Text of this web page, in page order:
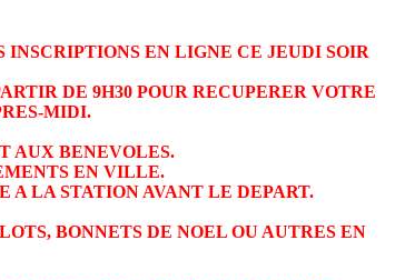
INSCRIPTIONS EN LIGNE CE JEUDI SOIR
DE 9H30 POUR RECUPERER VOTRE
MIDI.
AUX BENEVOLES.
EN VILLE.
A LA STATION AVANT LE DEPART.
BONNETS DE NOEL OU AUTRES EN